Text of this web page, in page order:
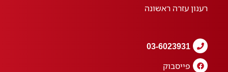
רענון עזרה ראשונה
03-6023931
פייסבוק